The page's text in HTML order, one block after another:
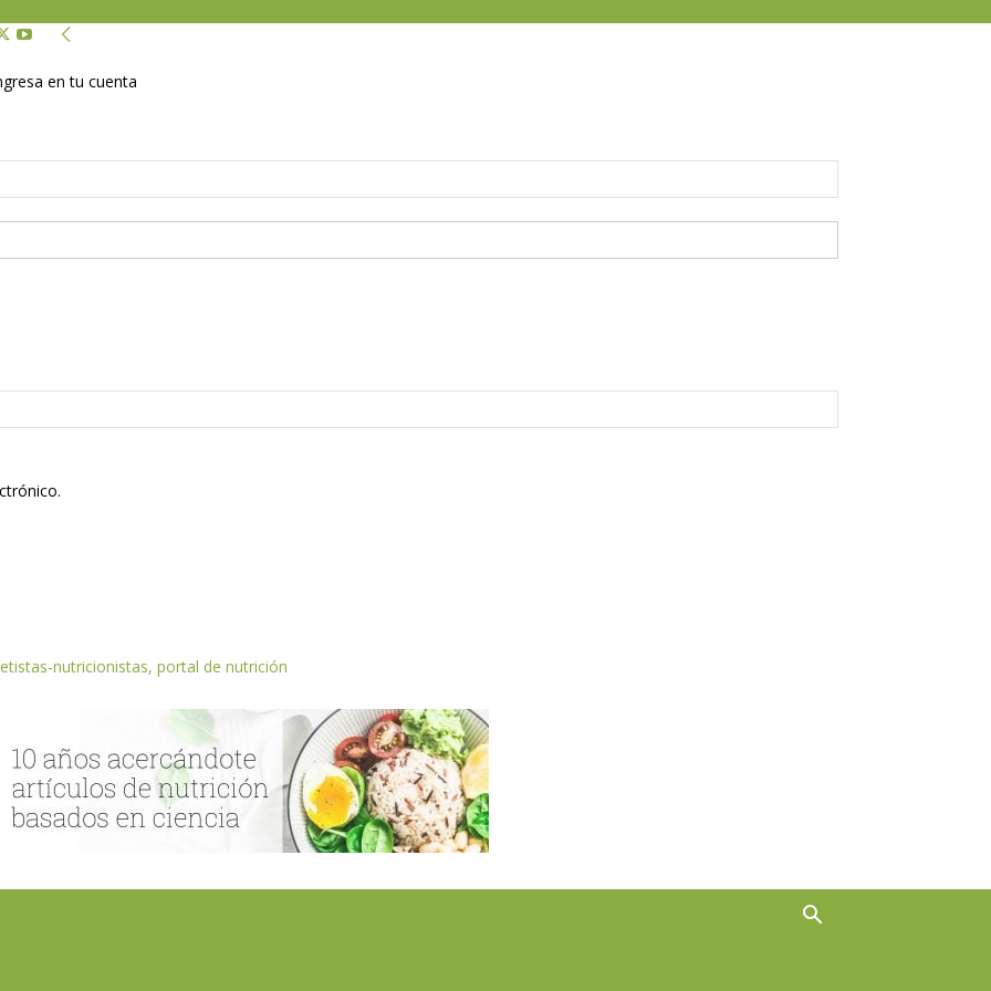
en tu cuenta
nutricionistas, portal de nutrición